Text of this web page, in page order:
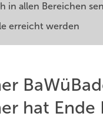
in allen Bereichen
erreicht werden
hat Ende